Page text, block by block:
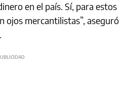
en el país. Sí, para estos
ojos mercantilistas”, aseguró